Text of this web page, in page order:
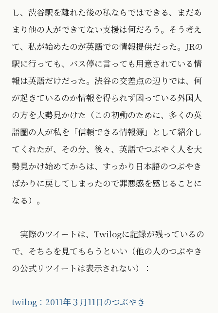
し、渋谷駅を離れた後の私ならではできる、まだあ
まり他の人ができてない支援は何だろう。そう考え
て、私が始めたのが英語での情報提供だった。JRの
駅に行っても、バス停に言っても用意されている情
報は英語だけだった。渋谷の交差点の辺りでは、何
が起きているのか情報を得られず困っている外国人
の方を大勢見かけた（この初動のために、多くの英
語圏の人が私を「信頼できる情報源」として紹介し
てくれたが、その分、後々、英語でつぶやく人を大
勢見かけ始めてからは、すっかり日本語のつぶやき
ばかりに戻してしまったので罪悪感を感じることに
なる）。
実際のツイートは、Twilogに記録が残っているの
で、そちらを見てもらうといい（他の人のつぶやき
の公式リツイートは表示されない）：
twilog：2011年３月11日のつぶやき